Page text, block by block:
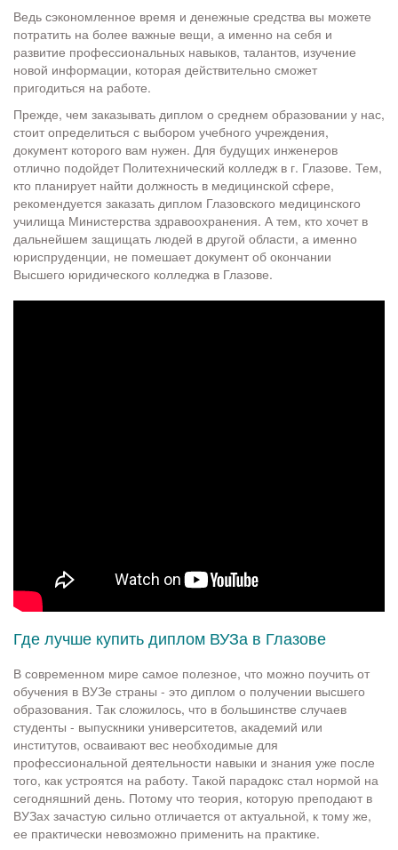
Ведь сэкономленное время и денежные средства вы можете
потратить на более важные вещи, а именно на себя и
развитие профессиональных навыков, талантов, изучение
новой информации, которая действительно сможет
пригодиться на работе.
Прежде, чем заказывать диплом о среднем образовании у нас,
стоит определиться с выбором учебного учреждения,
документ которого вам нужен. Для будущих инженеров
отлично подойдет Политехнический колледж в г. Глазове. Тем,
кто планирует найти должность в медицинской сфере,
рекомендуется заказать диплом Глазовского медицинского
училища Министерства здравоохранения. А тем, кто хочет в
дальнейшем защищать людей в другой области, а именно
юриспруденции, не помешает документ об окончании
Высшего юридического колледжа в Глазове.
Где лучше купить диплом ВУЗа в Глазове
В современном мире самое полезное, что можно поучить от
обучения в ВУЗе страны - это диплом о получении высшего
образования. Так сложилось, что в большинстве случаев
студенты - выпускники университетов, академий или
институтов, осваивают вес необходимые для
профессиональной деятельности навыки и знания уже после
того, как устроятся на работу. Такой парадокс стал нормой на
сегодняшний день. Потому что теория, которую преподают в
ВУЗах зачастую сильно отличается от актуальной, к тому же,
ее практически невозможно применить на практике.